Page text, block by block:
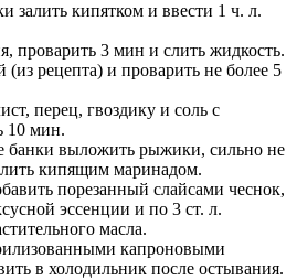
кипятком и ввести 1 ч. л.
проварить 3 мин и слить жидкость.
(из рецепта) и проварить не более 5
перец, гвоздику и соль с
10 мин.
банки выложить рыжики, сильно не
кипящим маринадом.
порезанный слайсами чеснок,
эссенции и по 3 ст. л.
масла.
капроновыми
в холодильник после остывания.